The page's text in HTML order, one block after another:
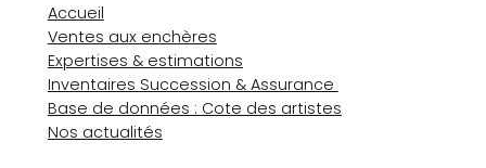
Accueil
Ventes aux enchères
Expertises & estimations
Inventaires Succession & Assurance
Base de données : Cote des artistes
Nos actualités